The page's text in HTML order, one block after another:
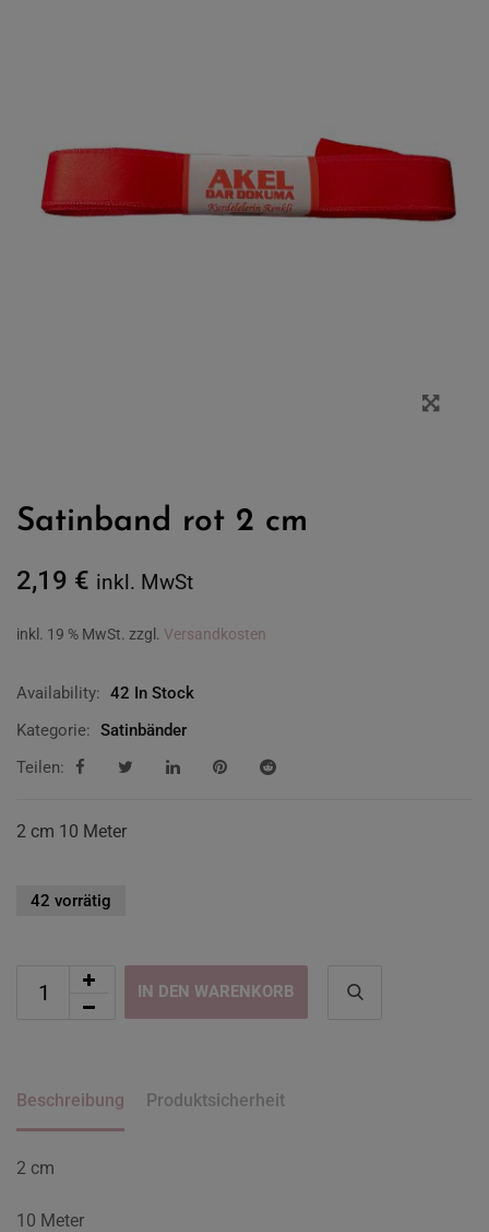
Satinband rot 2 cm
2,19 € inkl. MwSt
inkl. 19 % MwSt. zzgl. Versandkosten
Availability: 42 In Stock
Kategorie: Satinbänder
Teilen:
2 cm 10 Meter
42 vorrätig
IN DEN WARENKORB
Beschreibung Produktsicherheit
2 cm
10 Meter